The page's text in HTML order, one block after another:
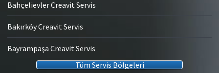
Bahçelievler Creavit Servis
Bakırköy Creavit Servis
Bayrampaşa Creavit Servis
Tüm Servis Bölgeleri